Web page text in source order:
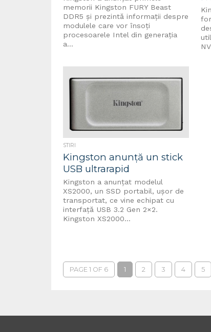
memorii Kingston FURY Beast
DDR5 și prezintă informații despre
modulele care vor însoți
procesoarele Intel din generația
a...
STIRI
Kingston anunţă un stick
USB ultrarapid
Kingston a anunţat modelul
XS2000, un SSD portabil, uşor de
transportat, ce vine echipat cu
interfaţă USB 3.2 Gen 2×2.
Kingston XS2000...
PAGE 1 OF 6 1 2 3 4 5